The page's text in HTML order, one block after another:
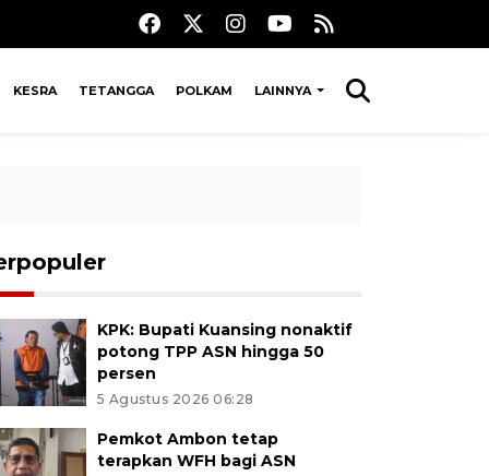
KESRA TETANGGA POLKAM LAINNYA
KPK: Bupati Kuansing nonaktif
potong TPP ASN hingga 50
persen
5 Agustus 2026 06:28
Pemkot Ambon tetap
terapkan WFH bagi ASN